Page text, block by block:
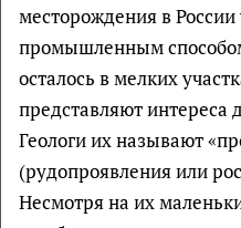
месторождения в
промышленным
осталось в мелких
представляют
Геологи их называют
(рудопроявления или
Несмотря на их